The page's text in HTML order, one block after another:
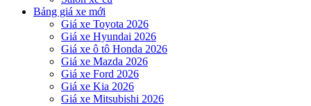
Bảng giá xe mới
Giá xe Toyota 2026
Giá xe Hyundai 2026
Giá xe ô tô Honda 2026
Giá xe Mazda 2026
Giá xe Ford 2026
Giá xe Kia 2026
Giá xe Mitsubishi 2026